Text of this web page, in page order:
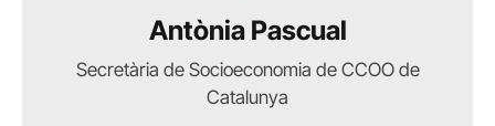
Antònia Pascual
Secretària de Socioeconomia de CCOO de
Catalunya